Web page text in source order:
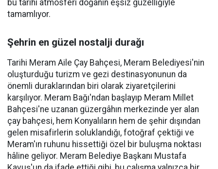
bu tarihi atmosferi doğanın eşsiz güzelliğiyle
tamamlıyor.
Şehrin en güzel nostalji durağı
Tarihi Meram Aile Çay Bahçesi, Meram Belediyesi'nin
oluşturduğu turizm ve gezi destinasyonunun da
önemli duraklarından biri olarak ziyaretçilerini
karşılıyor. Meram Bağı'ndan başlayıp Meram Millet
Bahçesi'ne uzanan güzergâhın merkezinde yer alan
çay bahçesi, hem Konyalıların hem de şehir dışından
gelen misafirlerin soluklandığı, fotoğraf çektiği ve
Meram'ın ruhunu hissettiği özel bir buluşma noktası
hâline geliyor. Meram Belediye Başkanı Mustafa